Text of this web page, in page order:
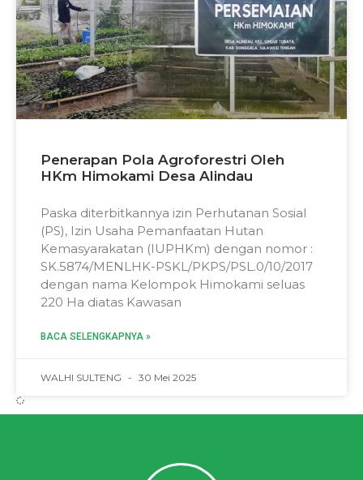
Penerapan Pola Agroforestri Oleh
HKm Himokami Desa Alindau
Paska diterbitkannya izin Perhutanan Sosial
(PS), Izin Usaha Pemanfaatan Hutan
Kemasyarakatan (IUPHKm) dengan nomor :
SK.5874/MENLHK-PSKL/PKPS/PSL.0/10/2017
dengan nama Kelompok Himokami seluas
220 Ha diatas Kawasan
BACA SELENGKAPNYA »
WALHI SULTENG 30 Mei 2025